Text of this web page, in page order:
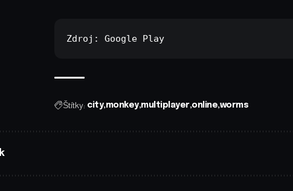
Zdroj: Google Play
Štítky: city monkey multiplayer online worms